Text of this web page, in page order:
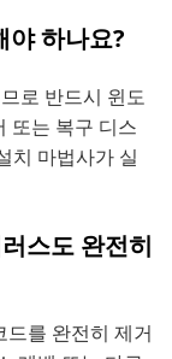
야 하나요?
로 반드시 윈도
또는 복구 디스
치 마법사가 실
스도 완전히
를 완전히 제거